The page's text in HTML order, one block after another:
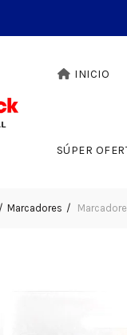
INICIO
SÚPER
Marcadores